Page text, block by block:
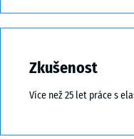
Zkušenost
Více než 25 let práce s